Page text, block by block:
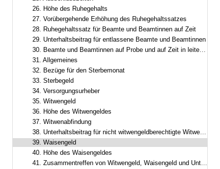
26. Höhe des Ruhegehalts
27. Vorübergehende Erhöhung des Ruhegehaltssatzes
28. Ruhegehaltssatz für Beamte und Beamtinnen auf Zeit
29. Unterhaltsbeitrag für entlassene Beamte und Beamtinnen
30. Beamte und Beamtinnen auf Probe und auf Zeit in leitender Funktion
31. Allgemeines
32. Bezüge für den Sterbemonat
33. Sterbegeld
34. Versorgungsurheber
35. Witwengeld
36. Höhe des Witwengeldes
37. Witwenabfindung
38. Unterhaltsbeitrag für nicht witwengeldberechtigte Witwer oder Witwen
39. Waisengeld
40. Höhe des Waisengeldes
41. Zusammentreffen von Witwengeld, Waisengeld und Unterhaltsbeiträgen